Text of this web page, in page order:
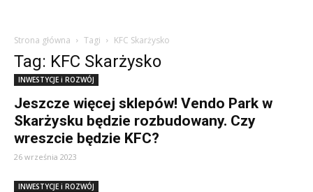
Strona główna Tagi KFC Skarżysko
Tag: KFC Skarżysko
INWESTYCJE i ROZWÓJ
Jeszcze więcej sklepów! Vendo Park w
Skarżysku będzie rozbudowany. Czy
wreszcie będzie KFC?
26 września 2023
INWESTYCJE i ROZWÓJ